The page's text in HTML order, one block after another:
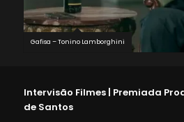
Gafisa – Tonino Lamborghini
Intervisão Filmes | Premiada
de Santos